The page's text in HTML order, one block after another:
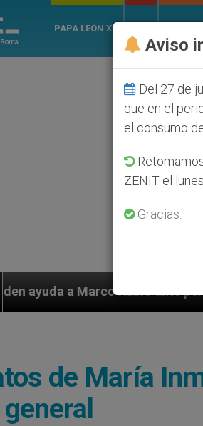
PAPA LEÓN XIV
ante persecución de
de María
Aviso
Del 27 de
que en el
el consumo
ZENIT el
Gracias.